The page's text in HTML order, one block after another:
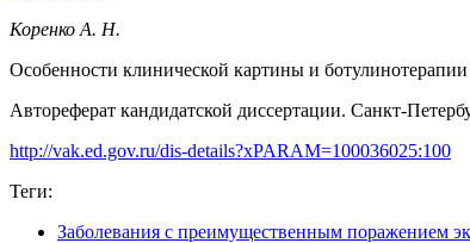
Коренко А. Н.
Особенности клинической картины и
Автореферат кандидатской диссертации. Санкт-
http://vak.ed.gov.ru/dis-details?xPARAM=100036025:100
Теги:
Заболевания с преимущественным поражением